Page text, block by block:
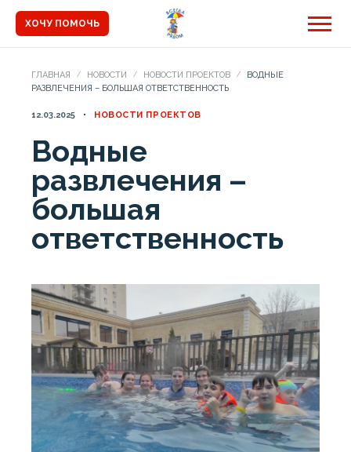
ХОЧУ ПОМОЧЬ
ГЛАВНАЯ НОВОСТИ НОВОСТИ ПРОЕКТОВ
ВОДНЫЕ
РАЗВЛЕЧЕНИЯ – БОЛЬШАЯ ОТВЕТСТВЕННОСТЬ
12.03.2025 НОВОСТИ ПРОЕКТОВ
Водные
развлечения –
большая
ответственность